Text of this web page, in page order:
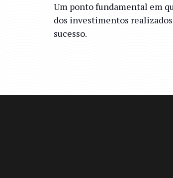
Um ponto fundamental em
dos investimentos
sucesso.